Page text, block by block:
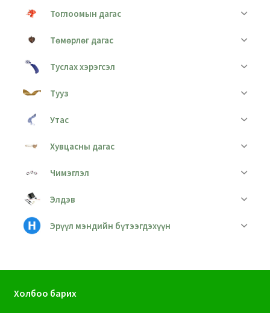
Тоглоомын дагас
Төмөрлөг дагас
Туслах хэрэгсэл
Тууз
Утас
Хувцасны дагас
Чимэглэл
Элдэв
Эрүүл мэндийн бүтээгдэхүүн
Холбоо барих